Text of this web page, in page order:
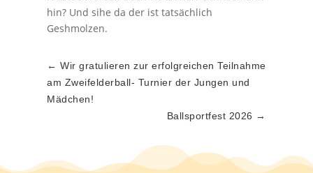
hin? Und sihe da der ist tatsächlich
Geshmolzen.
←Wir gratulieren zur erfolgreichen Teilnahme
am Zweifelderball- Turnier der Jungen und
Mädchen!
Ballsportfest 2026 →